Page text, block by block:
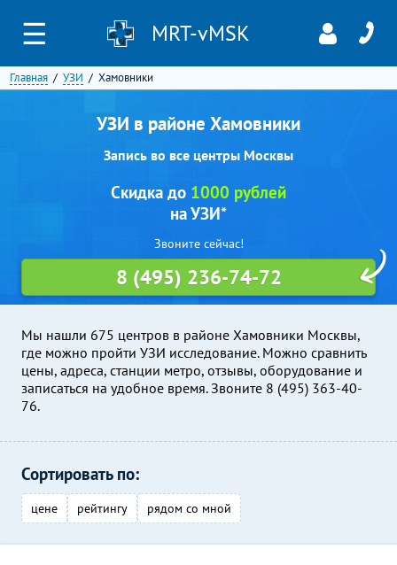
☰ MRT-vMSK
Главная УЗИ Хамовники
УЗИ в районе Хамовники
Запись во все центры Москвы
Мы нашли 675 центров в районе Хамовники Москвы,
где можно пройти УЗИ исследование. Можно сравнить
цены, адреса, станции метро, отзывы, оборудование и
записаться на удобное время. Звоните 8 (495) 363-40-
76.
Скидка до 1000 рублей
на УЗИ*
Звоните сейчас!
8 (495) 236-74-72
Сортировать по:
цене рейтингу рядом со мной